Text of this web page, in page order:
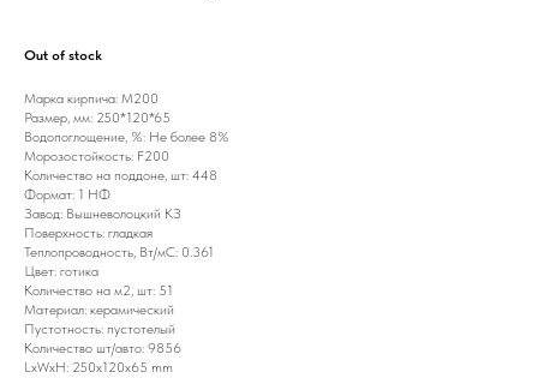
Out of stock
Марка кирпича: М200
Размер, мм: 250*120*65
Водопоглощение, %: Не более 8%
Морозостойкость: F200
Количество на поддоне, шт: 448
Формат: 1 НФ
Завод: Вышневолоцкий КЗ
Поверхность: гладкая
Теплопроводность, Вт/мС: 0.361
Цвет: готика
Количество на м2, шт: 51
Материал: керамический
Пустотность: пустотелый
Количество шт/авто: 9856
LxWxH: 250x120x65 mm